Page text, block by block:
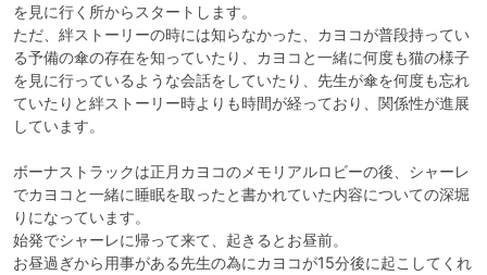
を見に行く所からスタートします。
ただ、絆ストーリーの時には知らなかった、カヨコが普段持ってい
る予備の傘の存在を知っていたり、カヨコと一緒に何度も猫の様子
を見に行っているような会話をしていたり、先生が傘を何度も忘れ
ていたりと絆ストーリー時よりも時間が経っており、関係性が進展
しています。
ボーナストラックは正月カヨコのメモリアルロビーの後、シャーレ
でカヨコと一緒に睡眠を取ったと書かれていた内容についての深堀
りになっています。
始発でシャーレに帰って来て、起きるとお昼前。
お昼過ぎから用事がある先生の為にカヨコが15分後に起こしてくれ